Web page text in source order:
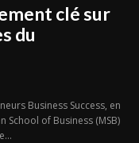
clé sur
du
Business Success, en
of Business (MSB)